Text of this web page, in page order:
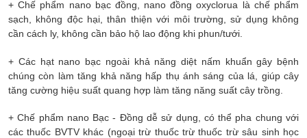
+ Chế phẩm nano bạc đồng, nano đồng oxyclorua là chế phẩm
sạch, không độc hại, thân thiện với môi trường, sử dụng không
cần cách ly, không cần bảo hộ lao động khi phun/tưới.
+ Các hạt nano bạc ngoài khả năng diệt nấm khuẩn gây bệnh
chúng còn làm tăng khả năng hấp thụ ánh sáng của lá, giúp cây
tăng cường hiệu suất quang hợp làm tăng năng suất cây trồng.
+ Chế phẩm nano Bạc - Đồng dễ sử dụng, có thể pha chung với
các thuốc BVTV khác (ngoại trừ thuốc trừ thuốc trừ sâu sinh học